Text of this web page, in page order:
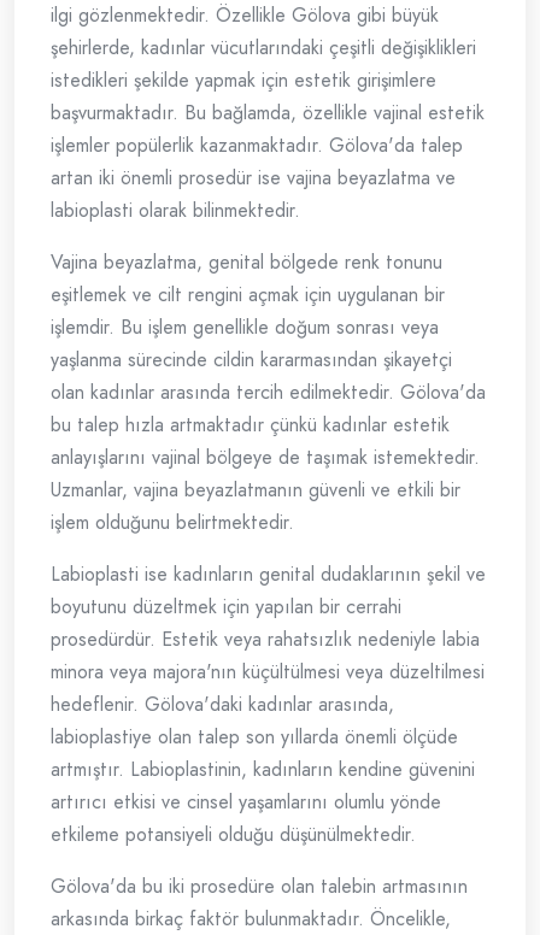
ilgi gözlenmektedir. Özellikle Gölova gibi büyük
şehirlerde, kadınlar vücutlarındaki çeşitli değişiklikleri
istedikleri şekilde yapmak için estetik girişimlere
başvurmaktadır. Bu bağlamda, özellikle vajinal estetik
işlemler popülerlik kazanmaktadır. Gölova'da talep
artan iki önemli prosedür ise vajina beyazlatma ve
labioplasti olarak bilinmektedir.
Vajina beyazlatma, genital bölgede renk tonunu
eşitlemek ve cilt rengini açmak için uygulanan bir
işlemdir. Bu işlem genellikle doğum sonrası veya
yaşlanma sürecinde cildin kararmasından şikayetçi
olan kadınlar arasında tercih edilmektedir. Gölova'da
bu talep hızla artmaktadır çünkü kadınlar estetik
anlayışlarını vajinal bölgeye de taşımak istemektedir.
Uzmanlar, vajina beyazlatmanın güvenli ve etkili bir
işlem olduğunu belirtmektedir.
Labioplasti ise kadınların genital dudaklarının şekil ve
boyutunu düzeltmek için yapılan bir cerrahi
prosedürdür. Estetik veya rahatsızlık nedeniyle labia
minora veya majora'nın küçültülmesi veya düzeltilmesi
hedeflenir. Gölova'daki kadınlar arasında,
labioplastiye olan talep son yıllarda önemli ölçüde
artmıştır. Labioplastinin, kadınların kendine güvenini
artırıcı etkisi ve cinsel yaşamlarını olumlu yönde
etkileme potansiyeli olduğu düşünülmektedir.
Gölova'da bu iki prosedüre olan talebin artmasının
arkasında birkaç faktör bulunmaktadır. Öncelikle,